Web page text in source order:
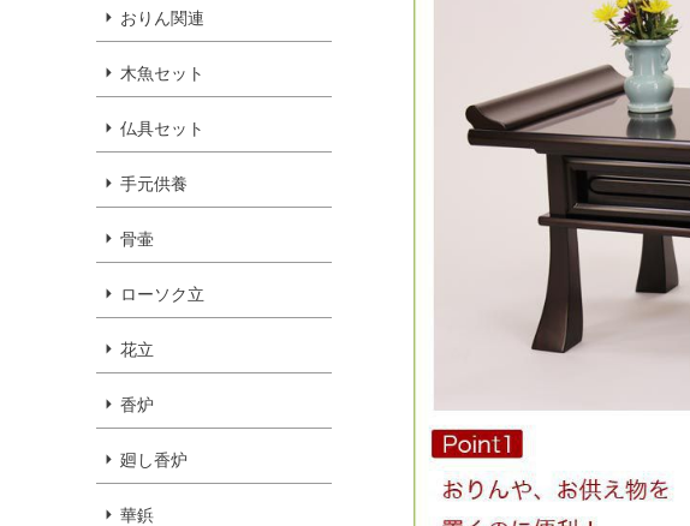
おりん関連
木魚セット
仏具セット
手元供養
骨壷
ローソク立
花立
香炉
廻し香炉
華鋲